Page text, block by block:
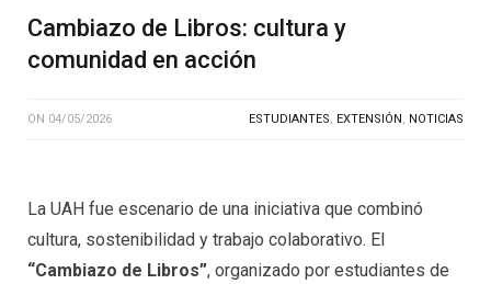
Cambiazo de Libros: cultura y
comunidad en acción
ON 04/05/2026 ESTUDIANTES, EXTENSIÓN, NOTICIAS
La UAH fue escenario de una iniciativa que combinó
cultura, sostenibilidad y trabajo colaborativo. El
“Cambiazo de Libros”, organizado por estudiantes de